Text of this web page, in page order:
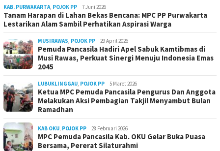
KAB. PURWAKARTA, POJOK PP 7 Juni 2026
Tanam Harapan di Lahan Bekas Bencana: MPC PP Purwakarta
Lestarikan Alam Sambil Perhatikan Aspirasi Warga
MUSIRAWAS, POJOK PP 29 April 2026
Pemuda Pancasila Hadiri Apel Sabuk Kamtibmas di
Musi Rawas, Perkuat Sinergi Menuju Indonesia Emas
2045
LUBUKLINGGAU, POJOK PP 5 Maret 2026
Ketua MPC Pemuda Pancasila Pengurus Dan Anggota
Melakukan Aksi Pembagian Takjil Menyambut Bulan
Ramadhan
KAB OKU, POJOK PP 28 Februari 2026
MPC Pemuda Pancasila Kab. OKU Gelar Buka Puasa
Bersama, Pererat Silaturahmi